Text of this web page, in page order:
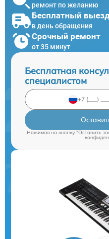
ремонт по желанию
Бесплатный
в день обращения
Срочный ремонт
от 35 минут
Бесплатная
специалистом
Нажимая на кнопку "Оставить